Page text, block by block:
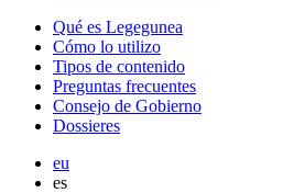
Qué es Legegunea
Cómo lo utilizo
Tipos de contenido
Preguntas frecuentes
Consejo de Gobierno
Dossieres
eu
es